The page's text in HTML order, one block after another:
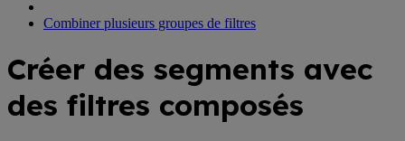
Combiner plusieurs groupes de filtres
Créer des segments avec
des filtres composés